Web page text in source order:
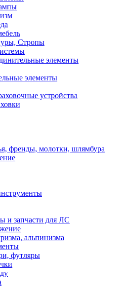
Стропы
элементы
элементы
устройства
френды, молотки, шлямбура
и запчасти для ЛС
альпинизма
футляры